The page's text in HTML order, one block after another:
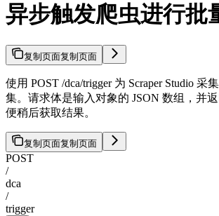
异步触发爬虫进行批
复制页面复制页面
使用 POST /dca/trigger 为 Scraper Studio 采
集。请求体是输入对象的 JSON 数组，并返
便稍后获取结果。
复制页面复制页面
POST
/
dca
/
trigger